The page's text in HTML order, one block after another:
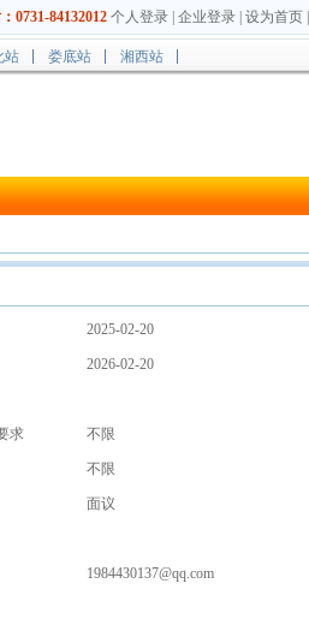
0731-84132012 个人登录 企业登录 设为首页
站 娄底站 湘西站
2025-02-20
2026-02-20
求 不限
不限
面议
1984430137@qq.com